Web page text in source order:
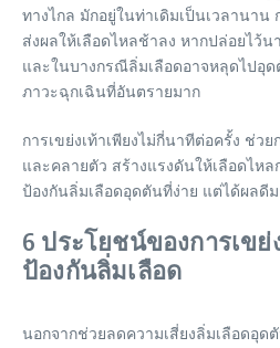
ทางไกล มักอยู่ในท่าเดิมเป็นเวลานา
ส่งผลให้เลือดไหลช้าลง หากปล่อยไว้
และในบางกรณีลิ่มเลือดอาจหลุดไปอุ
ภาวะฉุกเฉินที่อันตรายมาก
การเขย่งเท้าเพียงไม่กี่นาทีต่อครั้ง ช่ว
และคลายตัว สร้างแรงดันให้เลือดไห
ป้องกันลิ่มเลือดอุดตันที่ง่าย แต่ได้ผลดี
6 ประโยชน์ของการเข
ป้องกันลิ่มเลือด
นอกจากช่วยลดความเสี่ยงลิ่มเลือดอุด